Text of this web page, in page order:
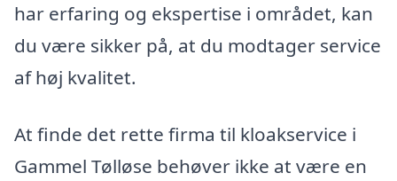
har erfaring og ekspertise i området, kan
du være sikker på, at du modtager service
af høj kvalitet.
At finde det rette firma til kloakservice i
Gammel Tølløse behøver ikke at være en